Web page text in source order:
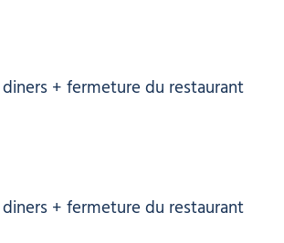
+ fermeture du restaurant
+ fermeture du restaurant